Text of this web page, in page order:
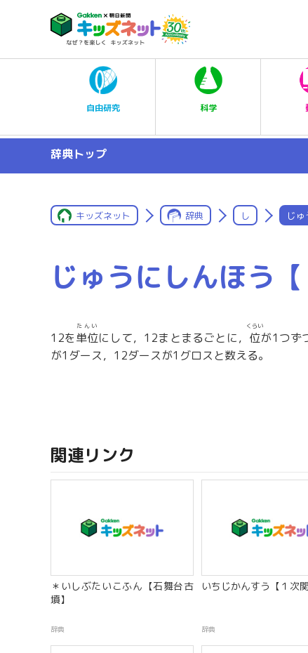
自由研究 科学
辞典トップ
キッズネット 辞典 し じゅ
じゅうにしんほう【
12を単位
たんい
にして，12まとまるごとに， 位
くらい
が1つず
が1ダース，12ダースが1グロスと数える。
関連リンク
＊いしぶたいこふん【石舞台古
墳】
辞典
いちじかんすう【１次関
辞典